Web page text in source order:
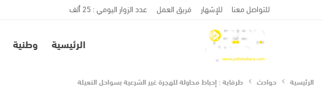
للتواصل معنا للإشهار فريق العمل عدد الزوار اليومي : 25 ألف
الرئيسية وطنية
الرئيسية حوادث طرفاية : إحباط محاولة للهجرة غير الشرعية بسواحل النعيلة